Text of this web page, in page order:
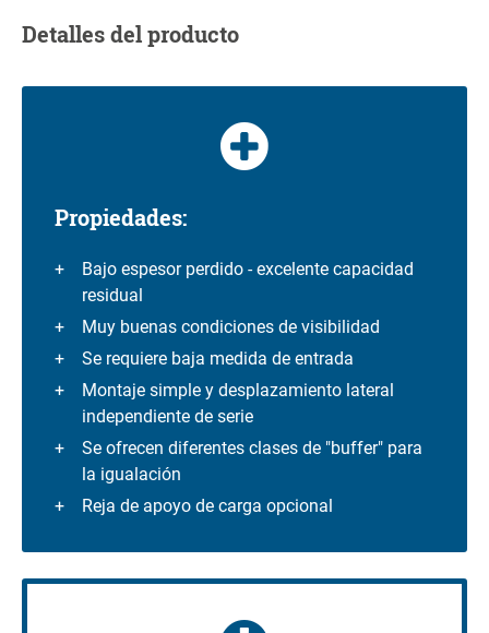
Detalles del producto
Propiedades:
Bajo espesor perdido - excelente capacidad
residual
Muy buenas condiciones de visibilidad
Se requiere baja medida de entrada
Montaje simple y desplazamiento lateral
independiente de serie
Se ofrecen diferentes clases de "buffer" para
la igualación
Reja de apoyo de carga opcional